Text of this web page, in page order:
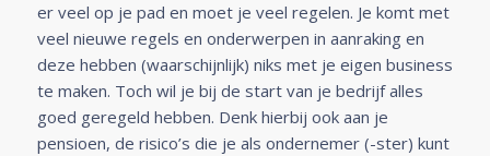
er veel op je pad en moet je veel regelen. Je komt met
veel nieuwe regels en onderwerpen in aanraking en
deze hebben (waarschijnlijk) niks met je eigen business
te maken. Toch wil je bij de start van je bedrijf alles
goed geregeld hebben. Denk hierbij ook aan je
pensioen, de risico’s die je als ondernemer (-ster) kunt